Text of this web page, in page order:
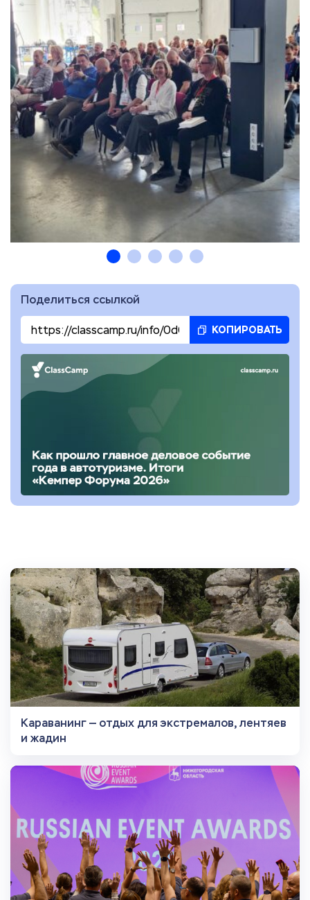
Поделиться ссылкой
КОПИРОВАТЬ
Караванинг — отдых для экстремалов, лентяев
и жадин